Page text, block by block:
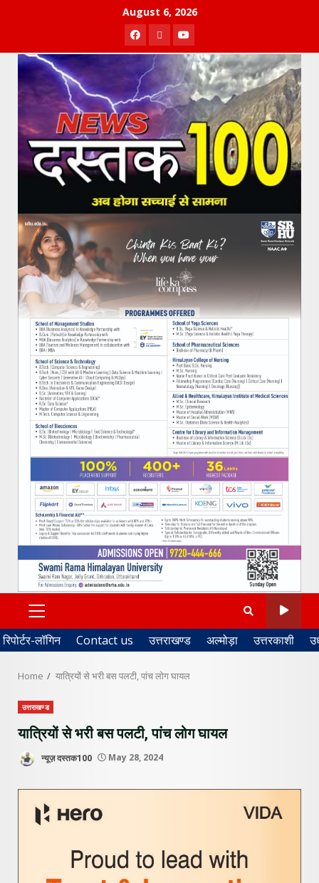
August 6, 2026
Facebook
TwitterYoutube
PRIMARY
MENU
रिपोर्टर-लॉगिन Contact us उत्तराखण्ड अल्मोड़ा उत्तरकाशी
Home यात्रियों से भरी बस पलटी, पांच लोग घायल
उत्तराखण्ड
यात्रियों से भरी बस पलटी, पांच लोग घायल
न्यूज़ दस्तक100 May 28, 2024